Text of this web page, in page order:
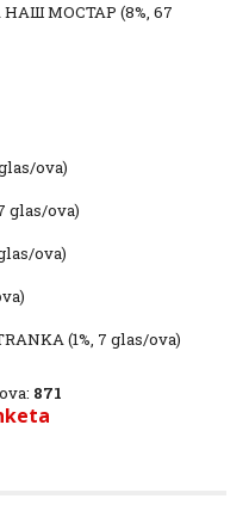
НАШ МОСТАР (8%, 67
glas/ova)
glas/ova)
ova)
(1%, 7 glas/ova)
871